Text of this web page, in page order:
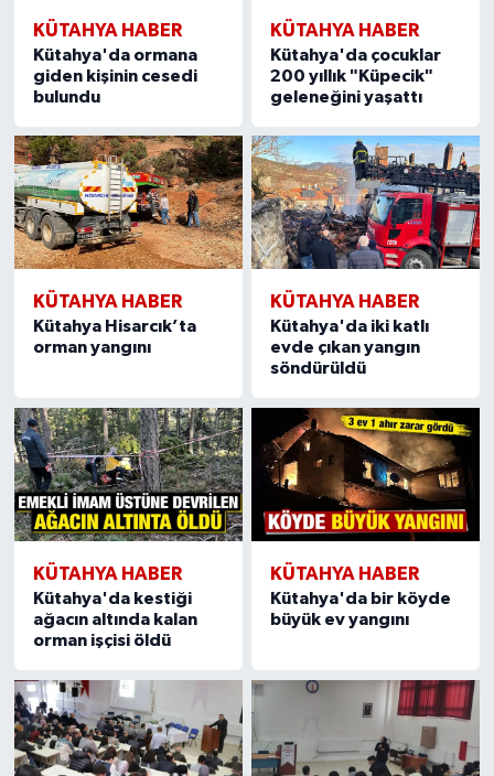
KÜTAHYA HABER
Kütahya'da ormana
giden kişinin cesedi
bulundu
KÜTAHYA HABER
Kütahya'da çocuklar
200 yıllık "Küpecik"
geleneğini yaşattı
KÜTAHYA HABER
Kütahya Hisarcık’ta
orman yangını
KÜTAHYA HABER
Kütahya'da iki katlı
evde çıkan yangın
söndürüldü
KÜTAHYA HABER
Kütahya'da kestiği
ağacın altında kalan
orman işçisi öldü
KÜTAHYA HABER
Kütahya'da bir köyde
büyük ev yangını